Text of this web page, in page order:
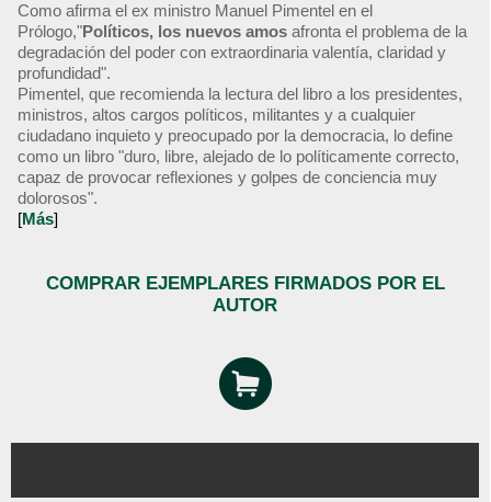
Como afirma el ex ministro Manuel Pimentel en el
Prólogo,"Políticos, los nuevos amos afronta el problema de la
degradación del poder con extraordinaria valentía, claridad y
profundidad".
Pimentel, que recomienda la lectura del libro a los presidentes,
ministros, altos cargos políticos, militantes y a cualquier
ciudadano inquieto y preocupado por la democracia, lo define
como un libro "duro, libre, alejado de lo políticamente correcto,
capaz de provocar reflexiones y golpes de conciencia muy
dolorosos".
[Más]
COMPRAR EJEMPLARES FIRMADOS POR EL
AUTOR